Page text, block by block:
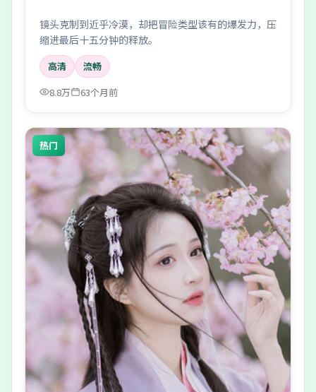
镜头克制到近乎冷漠，却把冒险类型该有的爆发力，压
缩进最后十五分钟的释放。
高清
流畅
8.8万
63个月前
热门